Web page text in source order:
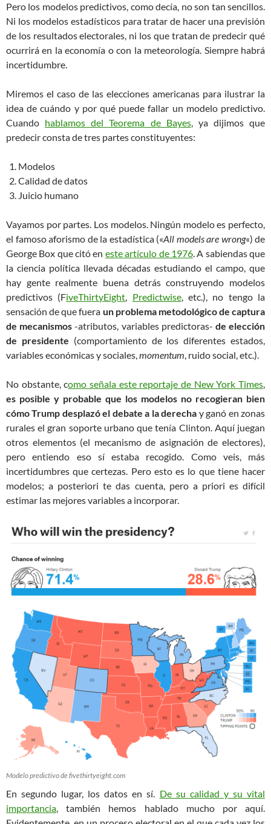
Pero los modelos predictivos, como decía, no son tan sencillos.
Ni los modelos estadísticos para tratar de hacer una previsión
de los resultados electorales, ni los que tratan de predecir qué
ocurrirá en la economía o con la meteorología. Siempre habrá
incertidumbre.
Miremos el caso de las elecciones americanas para ilustrar la
idea de cuándo y por qué puede fallar un modelo predictivo.
Cuando hablamos del Teorema de Bayes, ya dijimos que
predecir consta de tres partes constituyentes:
Modelos
Calidad de datos
Juicio humano
Vayamos por partes. Los modelos. Ningún modelo es perfecto,
el famoso aforismo de la estadística («All models are wrong«) de
George Box que citó en este artículo de 1976. A sabiendas que
la ciencia política llevada décadas estudiando el campo, que
hay gente realmente buena detrás construyendo modelos
predictivos (FiveThirtyEight, Predictwise, etc.), no tengo la
sensación de que fuera un problema metodológico de captura
de mecanismos -atributos, variables predictoras- de elección
de presidente (comportamiento de los diferentes estados,
variables económicas y sociales,momentum, ruido social, etc.).
No obstante, como señala este reportaje de New York Times,
es posible y probable que los modelos no recogieran bien
cómo Trump desplazó el debate a la derecha y ganó en zonas
rurales el gran soporte urbano que tenía Clinton. Aquí juegan
otros elementos (el mecanismo de asignación de electores),
pero entiendo eso sí estaba recogido. Como veis, más
incertidumbres que certezas. Pero esto es lo que tiene hacer
modelos; a posteriori te das cuenta, pero a priori es difícil
estimar las mejores variables a incorporar.
Modelo predictivo de fivethirtyeight.com
En segundo lugar, los datos en sí. De su calidad y su vital
importancia , también hemos hablado mucho por aquí.